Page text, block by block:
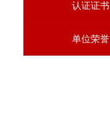
认证证书
单位荣誉